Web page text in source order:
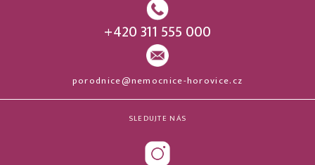
+420 311 555 000
porodnice@nemocnice-horovice.cz
SLEDUJTE NÁS